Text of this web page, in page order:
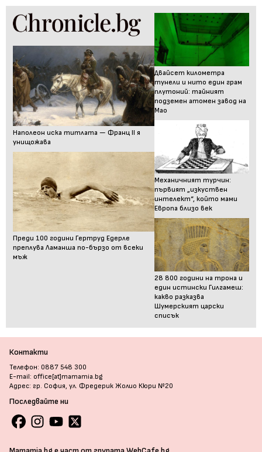
Наполеон иска титлата — Франц II я
унищожава
Преди 100 години Гертруд Едерле
преплува Ламанша по-бързо от всеки
мъж
Двайсет километра
тунели и нито един грам
плутоний: тайният
подземен атомен завод на
Мао
Механичният турчин:
първият „изкуствен
интелект“, който мами
Европа близо век
28 800 години на трона и
един истински Гилгамеш:
какво разказва
Шумерският царски
списък
Контакти
Телефон: 0887 548 300
E-mail: office[at]mamamia.bg
Адрес: гр. София, ул. Фредерик Жолио Кюри №20
Последвайте ни